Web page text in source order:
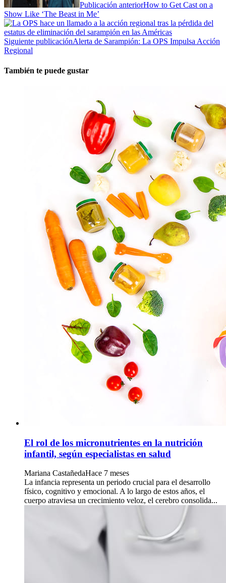
Publicación anteriorHow to Get Cast on a
Show Like ‘The Beast in Me’
Siguiente publicaciónAlerta de Sarampión: La OPS Impulsa Acción
Regional
También te puede gustar
El rol de los micronutrientes en la nutrición
infantil, según especialistas en salud
Mariana CastañedaHace 7 meses
La infancia representa un periodo crucial para el desarrollo
físico, cognitivo y emocional. A lo largo de estos años, el
cuerpo atraviesa un crecimiento veloz, el cerebro consolida...